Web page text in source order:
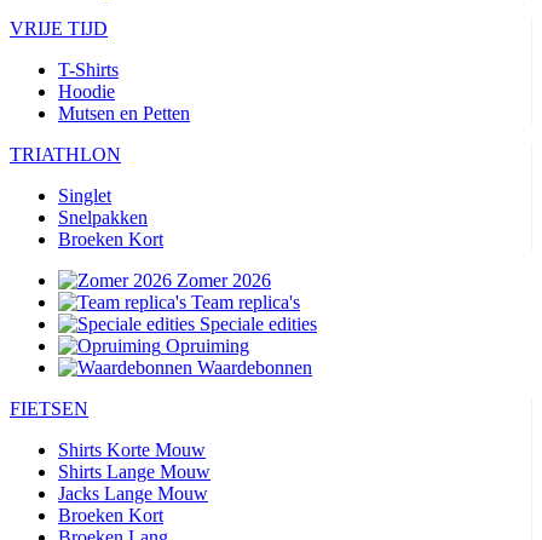
VRIJE TIJD
T-Shirts
Hoodie
Mutsen en Petten
TRIATHLON
Singlet
Snelpakken
Broeken Kort
Zomer 2026
Team replica's
Speciale edities
Opruiming
Waardebonnen
FIETSEN
Shirts Korte Mouw
Shirts Lange Mouw
Jacks Lange Mouw
Broeken Kort